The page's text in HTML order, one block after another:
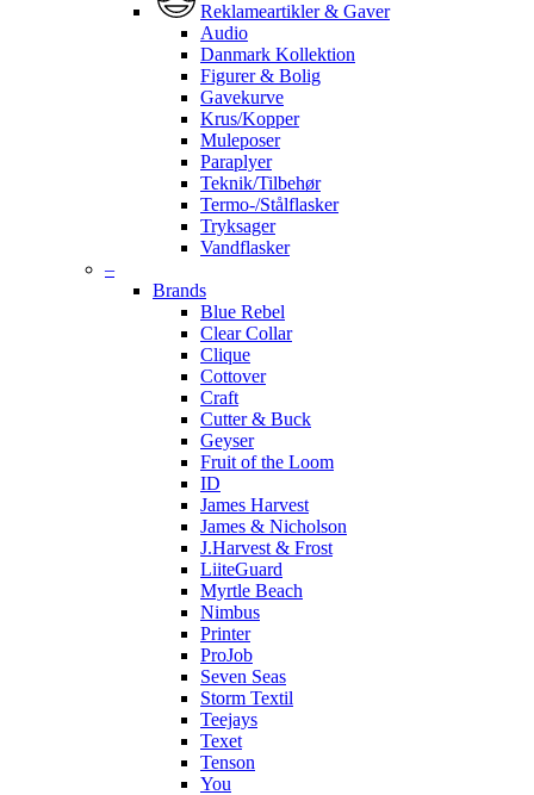
Reklameartikler & Gaver
Audio
Danmark Kollektion
Figurer & Bolig
Gavekurve
Krus/Kopper
Muleposer
Paraplyer
Teknik/Tilbehør
Termo-/Stålflasker
Tryksager
Vandflasker
–
Brands
Blue Rebel
Clear Collar
Clique
Cottover
Craft
Cutter & Buck
Geyser
Fruit of the Loom
ID
James Harvest
James & Nicholson
J.Harvest & Frost
LiiteGuard
Myrtle Beach
Nimbus
Printer
ProJob
Seven Seas
Storm Textil
Teejays
Texet
Tenson
You